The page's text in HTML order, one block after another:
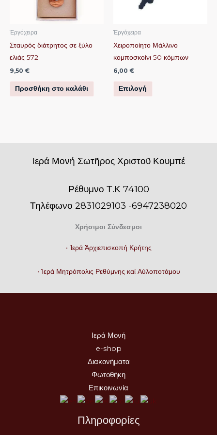
Ἐργόχειρα
Σταυρός διάτρητος σε ξύλο
ελιάς 572
9,50 €
Προσθήκη στο καλάθι
Ἐργόχειρα
Χειροποίητο Μάλλινο
κομποσκοίνι 50 κόμπων
6,00 €
Επιλογή
να
επιλεγούν
Iερά Μονή Σωτῆρος Χριστοῦ Κουμπέ
Ρέθυμνο Τ.Κ 74100
Τηλέφωνο 2831029103 -6947238020
Χρήσιμοι Σύνδεσμοι
• Ἱερά Ἀρχιεπισκοπή Κρήτης
• Ἱερά Μητρόπολις Ρεθύμνης καί Αὐλοποτάμου
Ιερά Μονή
e-shop
Διακονήματα
Φωτοθήκη
Επικοινωνία
Πληροφορίες